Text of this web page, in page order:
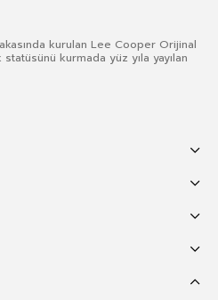
kurulan Lee Cooper Orijinal
kurmada yüz yıla yayılan